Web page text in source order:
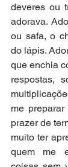
deveres ou
adorava.
ou safa, o
do lápis.
que enchia
respostas,
me
prazer de
muito ter
quem me